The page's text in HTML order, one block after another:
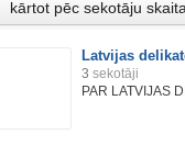
Latvijas
3 sekotāji
PAR LATVIJAS